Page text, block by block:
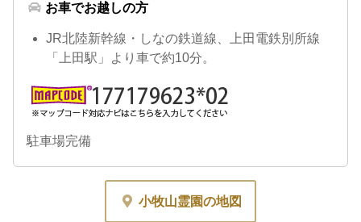
お車でお越しの方
JR北陸新幹線・しなの鉄道線、上田電鉄別所線
「上田駅」より車で約10分。
駐車場完備
小牧山霊園の地図